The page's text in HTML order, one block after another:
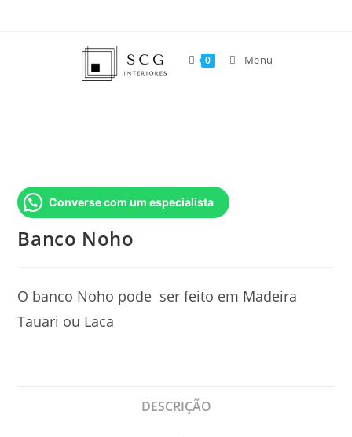
0 Menu
Converse com um especialista
Banco Noho
O banco Noho pode ser feito em Madeira
Tauari ou Laca
DESCRIÇÃO